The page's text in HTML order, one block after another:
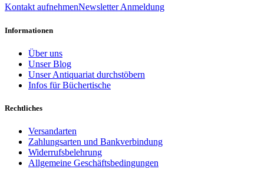
Kontakt aufnehmenNewsletter Anmeldung
Informationen
Über uns
Unser Blog
Unser Antiquariat durchstöbern
Infos für Büchertische
Rechtliches
Versandarten
Zahlungsarten und Bankverbindung
Widerrufsbelehrung
Allgemeine Geschäftsbedingungen